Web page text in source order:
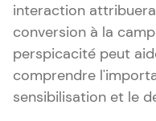
interaction
conversion à la
perspicacité peut
comprendre
sensibilisation et le